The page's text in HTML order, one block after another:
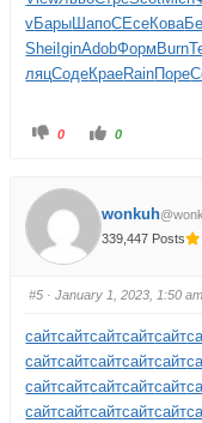
vБарыШапоСЕсеКова
Shei IginAdobФорм Burn
ляцСодеКраеRainПоре
0 0
wonkuh
339,447 Posts
#5 · January 1, 2023, 1:50 am
сайтсайтсайтсайтсайт
сайтсайтсайтсайтсайт
сайтсайтсайтсайтсайт
сайтсайтсайтсайтсайт